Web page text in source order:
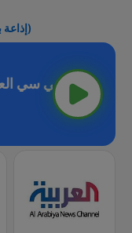
BBC Arabic (إذاعة بي بي سي العربية)